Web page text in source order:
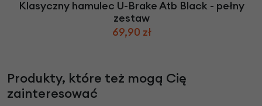
Klasyczny hamulec U-Brake Atb Black - pełny
zestaw
69,90 zł
Produkty, które też mogą Cię
zainteresować